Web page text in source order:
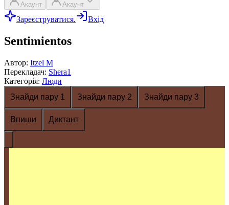
Акаунт Акаунт
Зареєструватися. Вхід
Sentimientos
Автор: Itzel M
Перекладач: Shera1
Категорія: Люди
Знайди пару 1
Знайди пару 2 Знайди пару 3
Впиши Диктант